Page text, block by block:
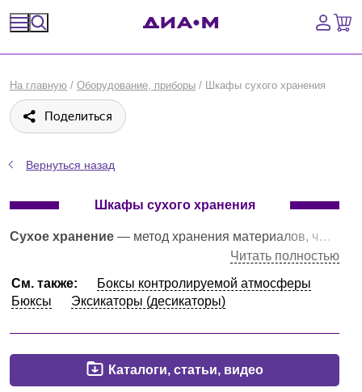
Оборудование, приборы
Войти
На главную / Оборудование, приборы / Шкафы сухого хранения
Поделиться
Вернуться назад
Шкафы сухого хранения
Сухое хранение — метод хранения материалов, чувствительных к влажности, не допускающий поглощения изделиями влаги из окружающего пространства выше определенного уровня. Контроль влажности обеспечивается за счет впитывания излишней влаги специальным сорбентом, который находится внутри осушителя. Осушители подогреваются ТЭНами, благодаря чему сорбент регенерируется. Срок использования сорбента без замены — до двух лет.
Читать полностью
См. также:
Боксы контролируемой атмосферы
Бюксы
Эксикаторы (десикаторы)
Каталоги, статьи, видео